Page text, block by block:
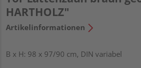
HARTHOLZ"
Artikelinformationen
B x H: 98 x 97/90 cm, DIN variabel